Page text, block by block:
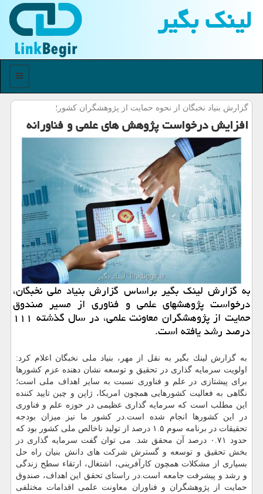
لینك بگیر
منو
گزارش بنیاد نخبگان از نحوه حمایت از پژوهشگران كشور؛
افزایش درخواست پژوهش های علمی و فناورانه
به گزارش لینك بگیر براساس گزارش بنیاد ملی نخبگان،
درخواست پژوهشهای علمی و فناوری از مسیر صندوق
حمایت از پژوهشگران معاونت علمی، در سال گذشته ۱۱۱
درصد رشد یافته است.
به گزارش لینك بگیر به نقل از مهر، بنیاد ملی نخبگان اعلام كرد:
اولویت سرمایه گذاری در تحقیق و توسعه نشان دهنده عزم كشورها
برای پیشتازی در علم و فناوری نسبت به سایر اهداف ملی است؛
نگاهی به فعالیت كشورهایی همچون امریكا، ژاپن و چین تایید كننده
این مطلب است كه سرمایه گذاری عظیمی در حوزه علم و فناوری
در این كشورها انجام شده است.در كشور ما نیز میزان بودجه
تحقیقات در برنامه سوم ۱.۵ درصد از تولید ناخالص ملی كشور بود كه
حدود ۰.۷۱ درصد آن محقق شد. می توان گفت سرمایه گذاری در
بخش تحقیق و توسعه و گسترش شركت های دانش بنیان راه حل
بسیاری از مشكلات همچون كارآفرینی، اشتغال، ارتقاء سطح زندگی
و رشد و پیشرفت جامعه است.در راستای تحقق این اهداف، صندوق
حمایت از پژوهشگران و فناوران معاونت علمی اقدامات مختلفی